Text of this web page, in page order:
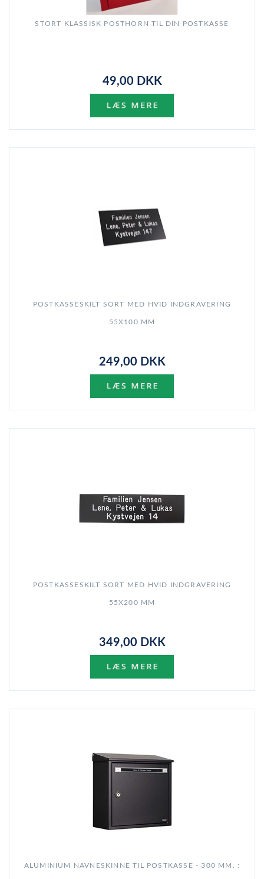
STORT KLASSISK POSTHORN TIL DIN POSTKASSE
49,00 DKK
POSTKASSESKILT SORT MED HVID INDGRAVERING
55X100 MM
249,00 DKK
POSTKASSESKILT SORT MED HVID INDGRAVERING
55X200 MM
349,00 DKK
ALUMINIUM NAVNESKINNE TIL POSTKASSE - 300 MM. :